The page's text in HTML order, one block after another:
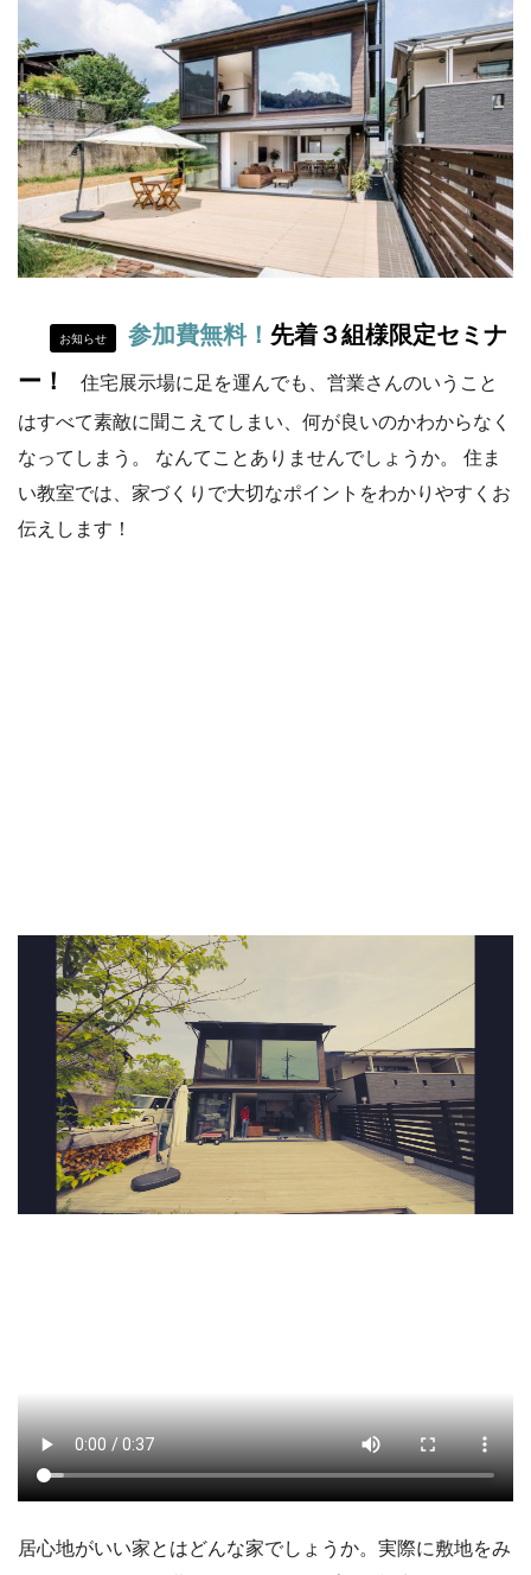
お知らせ 参加費無料！ 先着３組様限定セミナ
ー！
住宅展示場に足を運んでも、営業さんのいうこと
はすべて素敵に聞こえてしまい、何が良いのかわからなく
なってしまう。 なんてことありませんでしょうか。 住ま
い教室では、家づくりで大切なポイントをわかりやすくお
伝えします！
居心地がいい家とはどんな家でしょうか。実際に敷地をみ